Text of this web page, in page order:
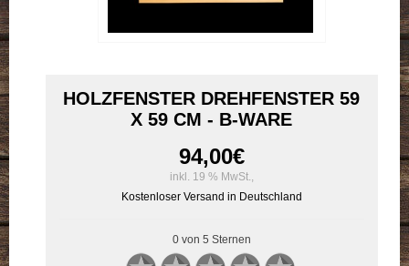
HOLZFENSTER DREHFENSTER 59
X 59 CM - B-WARE
94,00€
inkl. 19 % MwSt.,
Kostenloser Versand in Deutschland
0 von 5 Sternen